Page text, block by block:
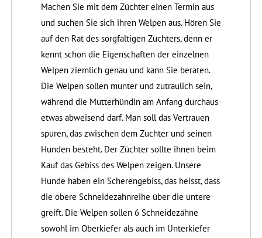
Machen Sie mit dem Züchter einen Termin aus
und suchen Sie sich ihren Welpen aus. Hören Sie
auf den Rat des sorgfältigen Züchters, denn er
kennt schon die Eigenschaften der einzelnen
Welpen ziemlich genau und kann Sie beraten.
Die Welpen sollen munter und zutraulich sein,
während die Mutterhündin am Anfang durchaus
etwas abweisend darf. Man soll das Vertrauen
spüren, das zwischen dem Züchter und seinen
Hunden besteht. Der Züchter sollte ihnen beim
Kauf das Gebiss des Welpen zeigen. Unsere
Hunde haben ein Scherengebiss, das heisst, dass
die obere Schneidezahnreihe über die untere
greift. Die Welpen sollen 6 Schneidezähne
sowohl im Oberkiefer als auch im Unterkiefer